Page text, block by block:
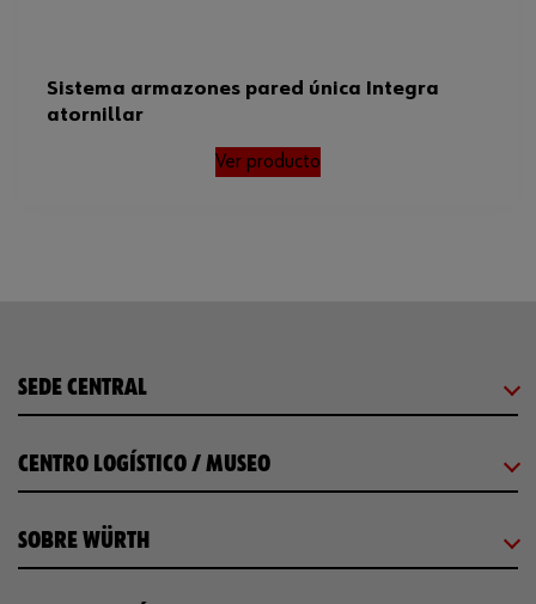
Sistema armazones pared única Integra
atornillar
Ver producto
SEDE CENTRAL
CENTRO LOGÍSTICO / MUSEO
SOBRE WÜRTH